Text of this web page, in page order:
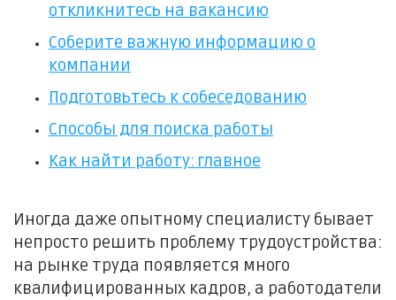
откликнитесь на вакансию
Соберите важную информацию о
компании
Подготовьтесь к собеседованию
Способы для поиска работы
Как найти работу: главное
Иногда даже опытному специалисту бывает
непросто решить проблему трудоустройства:
на рынке труда появляется много
квалифицированных кадров, а работодатели